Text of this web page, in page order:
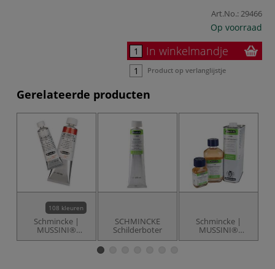
Art.No.:29466
Op voorraad
In winkelmandje
Product op verlanglijstje
Gerelateerde producten
108 kleuren
Schmincke |
MUSSINI®
harsolieverf
SCHMINCKE
Schilderboter
Schmincke |
MUSSINI®
Medium 3 50040